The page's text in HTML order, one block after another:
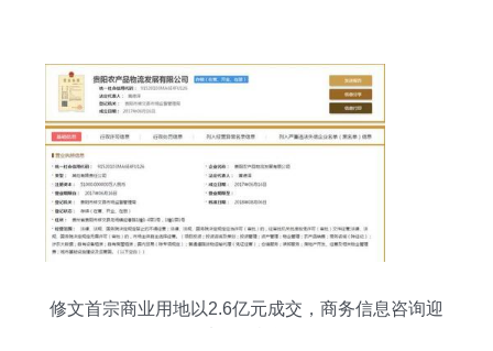
修文首宗商业用地以2.6亿元成交，商务信息咨询迎